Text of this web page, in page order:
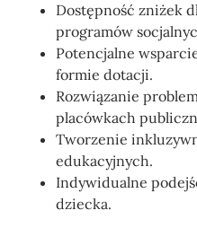
Dostępność zniżek
programów
Potencjalne
formie dotacji.
Rozwiązanie
placówkach
Tworzenie
edukacyjnych.
Indywidualne
dziecka.